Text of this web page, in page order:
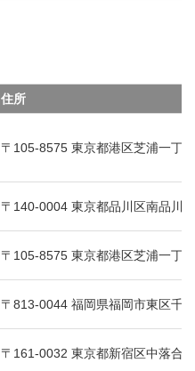
住所
〒105-8575 東京都港区芝浦一丁
〒140-0004 東京都品川区南品川
〒105-8575 東京都港区芝浦一丁
〒813-0044 福岡県福岡市東区千
〒161-0032 東京都新宿区中落合